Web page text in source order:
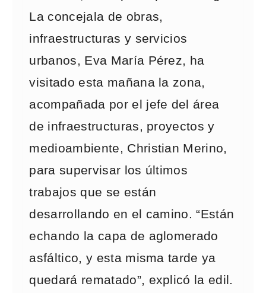
La concejala de obras,
infraestructuras y servicios
urbanos, Eva María Pérez, ha
visitado esta mañana la zona,
acompañada por el jefe del área
de infraestructuras, proyectos y
medioambiente, Christian Merino,
para supervisar los últimos
trabajos que se están
desarrollando en el camino. “Están
echando la capa de aglomerado
asfáltico, y esta misma tarde ya
quedará rematado”, explicó la edil.